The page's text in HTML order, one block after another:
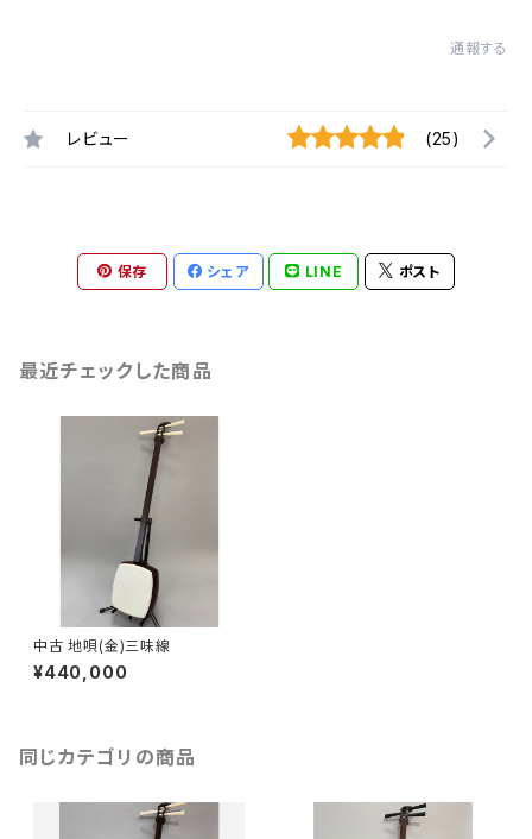
通報する
レビュー (25)
保存 シェア LINE ポスト
最近チェックした商品
中古 地唄(金)三味線
¥440,000
同じカテゴリの商品